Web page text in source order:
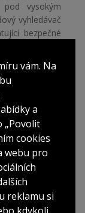
pod vysokým
vyhledávač
bezpečné
Standard
Gunsan-si,
vám. Na
a
„Povolit
cookies
webu pro
reklamu si